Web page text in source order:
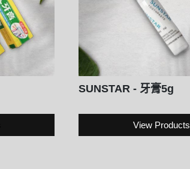
SUNSTAR - 牙膏5g
View Products